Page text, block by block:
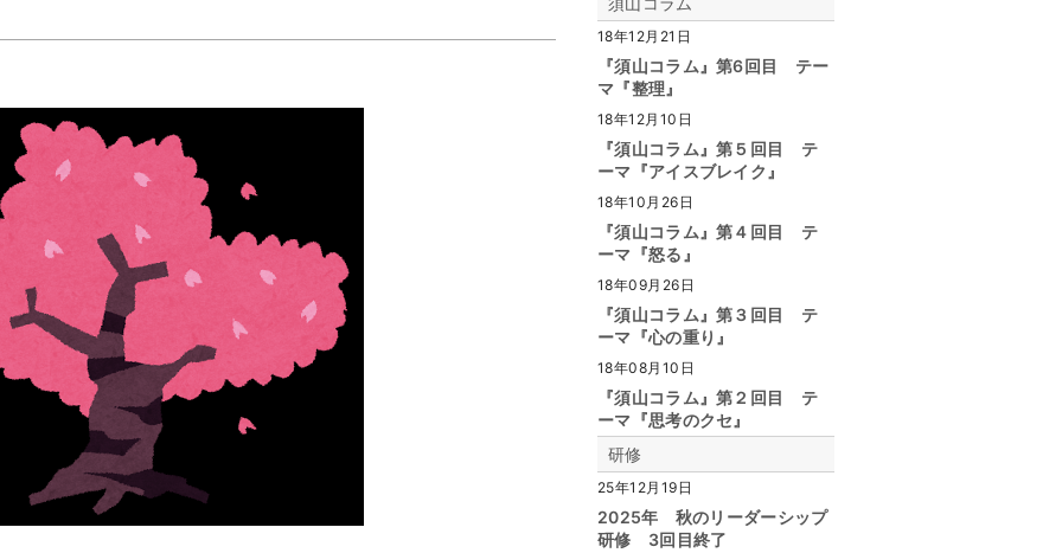
18年12月21日
『須山コラム』第6回目 テー
マ『整理』
18年12月10日
『須山コラム』第５回目 テ
ーマ『アイスブレイク』
18年10月26日
『須山コラム』第４回目 テ
ーマ『怒る』
18年09月26日
『須山コラム』第３回目 テ
ーマ『心の重り』
18年08月10日
『須山コラム』第２回目 テ
ーマ『思考のクセ』
研修
25年12月19日
2025年 秋のリーダーシップ
研修 3回目終了